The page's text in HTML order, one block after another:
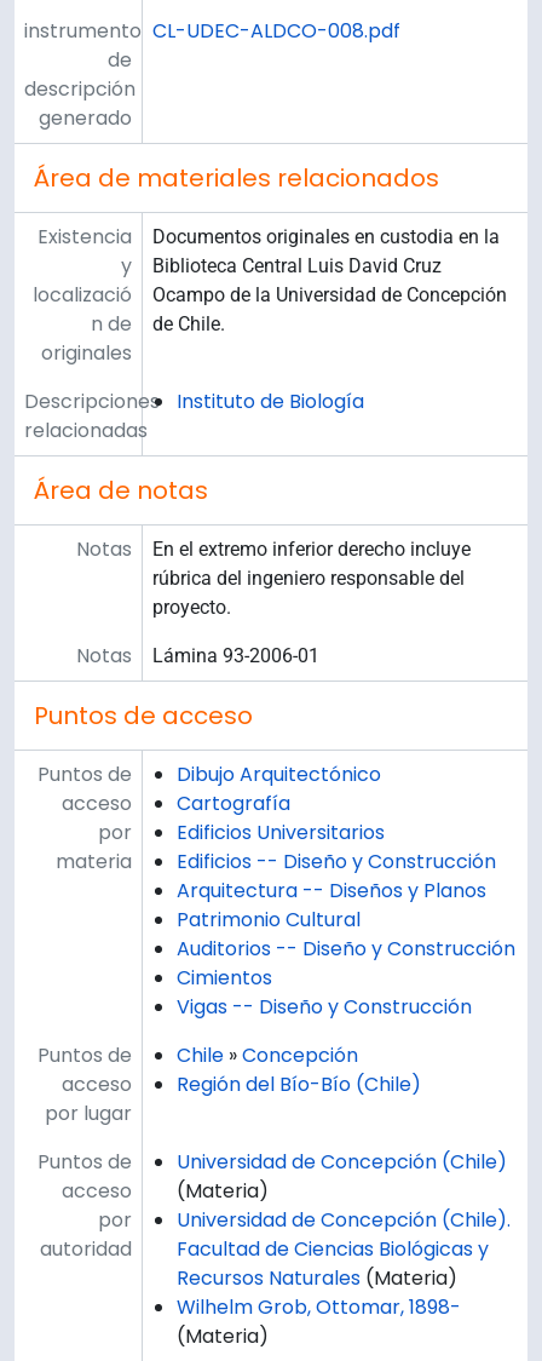
instrumento
de
descripción
generado
CL-UDEC-ALDCO-008.pdf
Área de materiales relacionados
Existencia
y
localizació
n de
originales
Documentos originales en custodia en la
Biblioteca Central Luis David Cruz
Ocampo de la Universidad de Concepción
de Chile.
Descripciones
relacionadas
Instituto de Biología
Área de notas
Notas
En el extremo inferior derecho incluye
rúbrica del ingeniero responsable del
proyecto.
Notas Lámina 93-2006-01
Puntos de acceso
Puntos de
acceso
por
materia
Dibujo Arquitectónico
Cartografía
Edificios Universitarios
Edificios -- Diseño y Construcción
Arquitectura -- Diseños y Planos
Patrimonio Cultural
Auditorios -- Diseño y Construcción
Cimientos
Vigas -- Diseño y Construcción
Puntos de
acceso
por lugar
Chile »Concepción
Región del Bío-Bío (Chile)
Puntos de
acceso
por
autoridad
Universidad de Concepción (Chile)
(Materia)
Universidad de Concepción (Chile).
Facultad de Ciencias Biológicas y
Recursos Naturales (Materia)
Wilhelm Grob, Ottomar, 1898-
(Materia)